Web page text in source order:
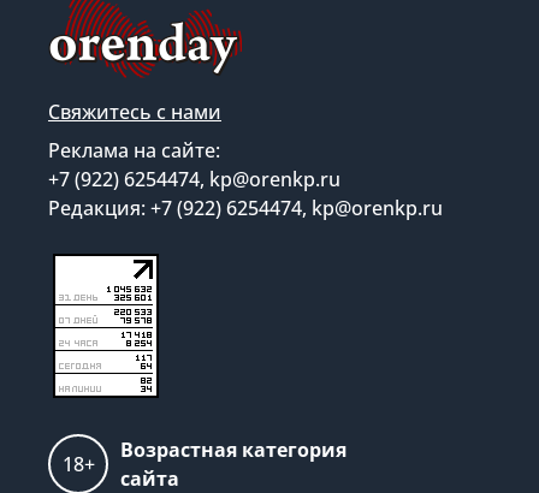
Свяжитесь с нами
Реклама на сайте:
+7 (922) 6254474, kp@orenkp.ru
Редакция: +7 (922) 6254474, kp@orenkp.ru
18+
Возрастная категория
сайта